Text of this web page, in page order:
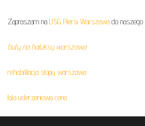
Zapraszam na USG Piersi Warszawa do
buty na haluksy warszawa
rehabilitacja stopy warszawa
fala uderzeniowa cena